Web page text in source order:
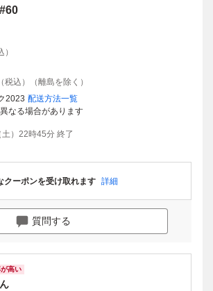
）
（税込）（離島を除く）
2023 配送方法一覧
なる場合があります
）22時45分 終了
クーポンを受け取れます 詳細
質問する
高い